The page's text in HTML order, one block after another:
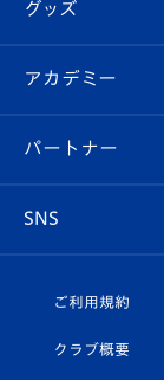
チケット
イベント
メディア
ホームタウン
スタッフプロフ
マスコット紹
Revive Team
ヴィヴィくん
フォトギャラ
スタジアムグ
V-LOVERS（
プレイヤーズ
グッズ
オンラインシ
店舗情報
アカデミー
育成からのお
U-18
パートナー
SNS
ヴィヴィくん
ご利用規約
クラブ概要